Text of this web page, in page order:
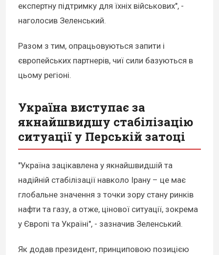
експертну підтримку для їхніх військових", -
наголосив Зеленський.
Разом з тим, опрацьовуються запити і
європейських партнерів, чиї сили базуються в
цьому регіоні.
Україна виступає за
якнайшвидшу стабілізацію
ситуації у Перській затоці
"Україна зацікавлена у якнайшвидшій та
надійній стабілізації навколо Ірану – це має
глобальне значення з точки зору стану ринків
нафти та газу, а отже, цінової ситуації, зокрема
у Європі та Україні", - зазначив Зеленський.
Як додав президент, принциповою позицією